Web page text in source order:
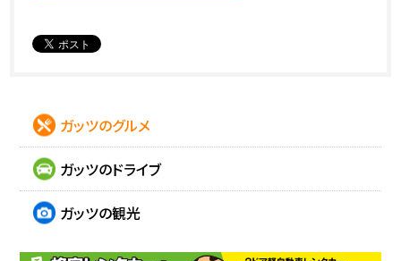
ガッツのグルメ
ガッツのドライブ
ガッツの観光